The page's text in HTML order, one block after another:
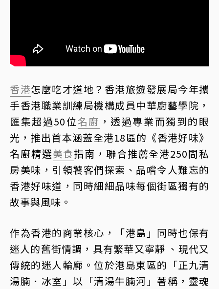
香港怎麼吃才道地？香港旅遊發展局今年攜
手香港職業訓練局機構成員中華廚藝學院，
匯集超過50位名廚 ，透過專業而獨到的眼
光，推出首本涵蓋全港18區的《香港好味》
名廚精選美食指南，聯合推薦全港250間私
房美味，引領饕客們探索、品嚐令人難忘的
香港好味道，同時細細品味每個街區獨有的
故事與風味。
作為香港的商業核心，「港島」同時也保有
迷人的舊街情調，具有繁華又寧靜 、現代又
傳統的迷人輪廓。位於港島東區的「正九清
湯腩．冰室」以「清湯牛腩河」著稱，靈魂